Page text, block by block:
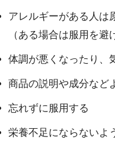
アレルギーがある人は
（ある場合は服用を避
体調が悪くなったり、
商品の説明や成分など
忘れずに服用する
栄養不足にならないよ